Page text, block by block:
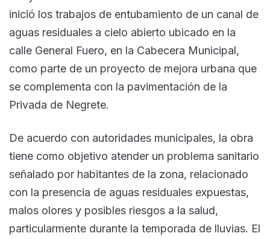
inició los trabajos de entubamiento de un canal de
aguas residuales a cielo abierto ubicado en la
calle General Fuero, en la Cabecera Municipal,
como parte de un proyecto de mejora urbana que
se complementa con la pavimentación de la
Privada de Negrete.
De acuerdo con autoridades municipales, la obra
tiene como objetivo atender un problema sanitario
señalado por habitantes de la zona, relacionado
con la presencia de aguas residuales expuestas,
malos olores y posibles riesgos a la salud,
particularmente durante la temporada de lluvias. El